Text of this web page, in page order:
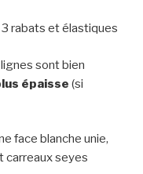
rabats et élastiques
sont bien
épaisse (si
face blanche unie,
carreaux seyes